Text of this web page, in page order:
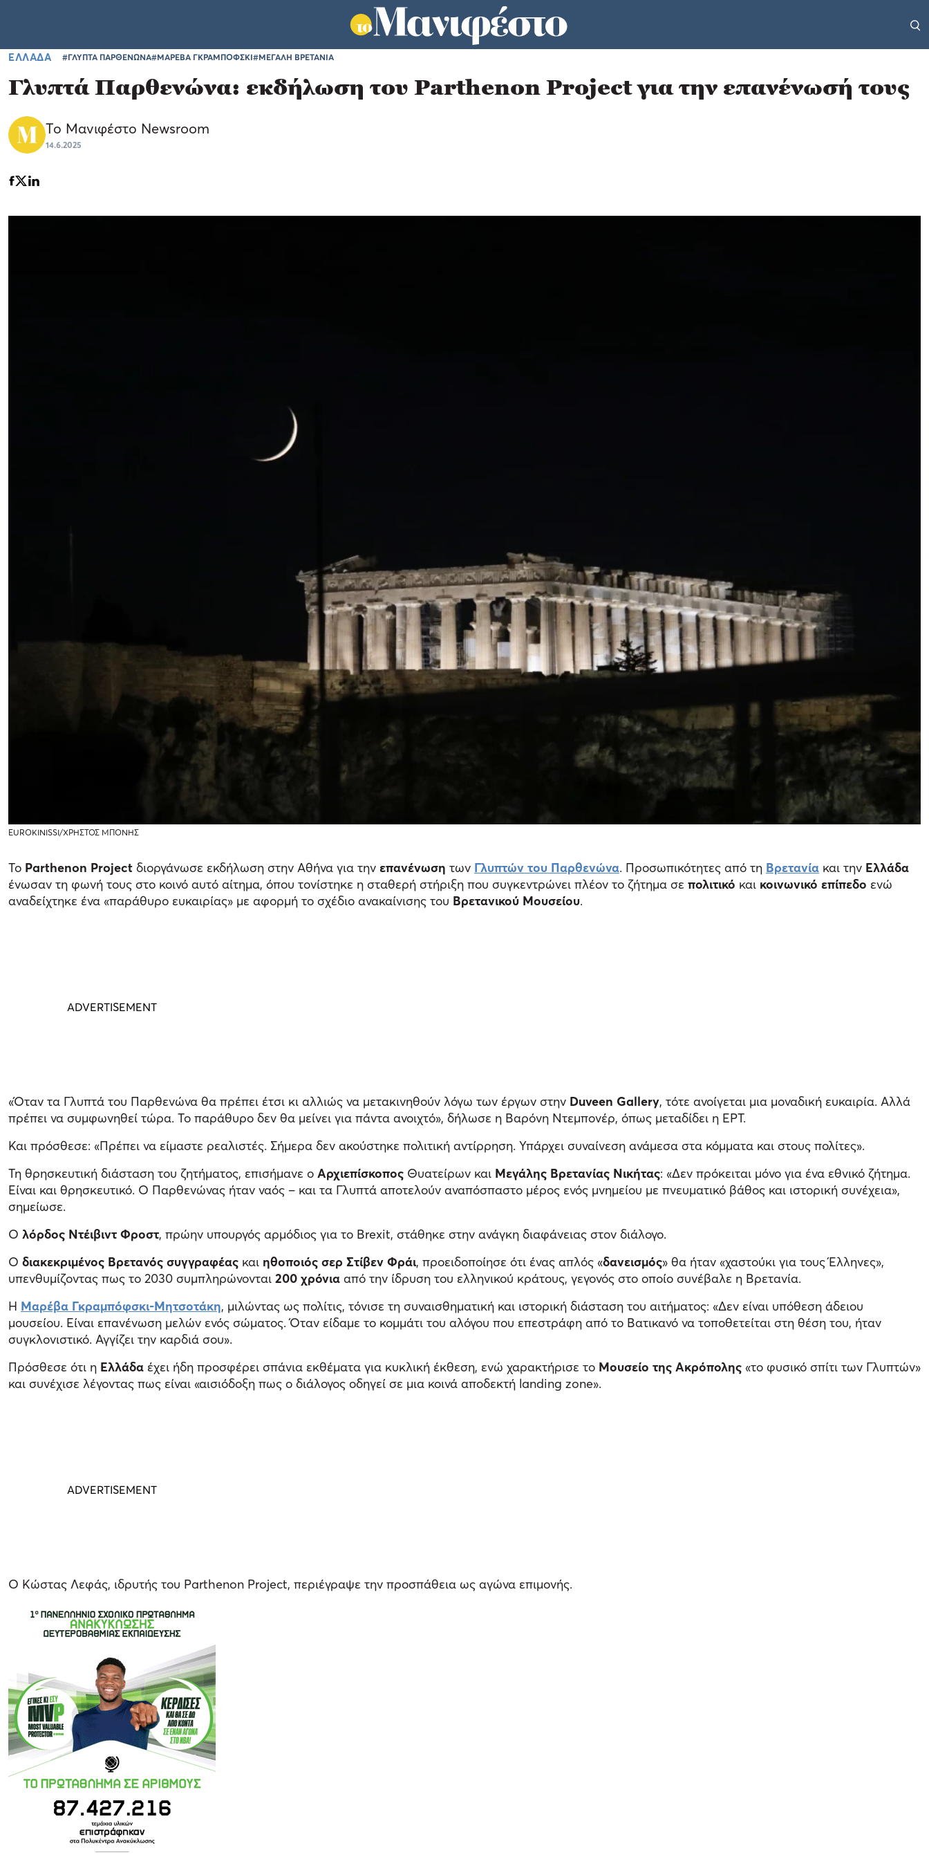
ΕΛΛΑΔΑ #ΓΛΥΠΤΑ ΠΑΡΘΕΝΩΝΑ#ΜΑΡΕΒΑ ΓΚΡΑΜΠΟΦΣΚΙ#ΜΕΓΑΛΗ ΒΡΕΤΑΝΙΑ
Γλυπτά Παρθενώνα: εκδήλωση του Parthenon Project για την επανένωσή τους
Το Μανιφέστο Newsroom
14.6.2025
EUROKINISSI/ΧΡΗΣΤΟΣ ΜΠΟΝΗΣ
Το Parthenon Project διοργάνωσε εκδήλωση στην Αθήνα για την επανένωση των Γλυπτών του Παρθενώνα. Προσωπικότητες από τη Βρετανία και την Ελλάδα
ένωσαν τη φωνή τους στο κοινό αυτό αίτημα, όπου τονίστηκε η σταθερή στήριξη που συγκεντρώνει πλέον το ζήτημα σε πολιτικό και κοινωνικό επίπεδο ενώ
αναδείχτηκε ένα «παράθυρο ευκαιρίας» με αφορμή το σχέδιο ανακαίνισης του Βρετανικού Μουσείου.
«Όταν τα Γλυπτά του Παρθενώνα θα πρέπει έτσι κι αλλιώς να μετακινηθούν λόγω των έργων στην Duveen Gallery, τότε ανοίγεται μια μοναδική ευκαιρία. Αλλά
πρέπει να συμφωνηθεί τώρα. Το παράθυρο δεν θα μείνει για πάντα ανοιχτό», δήλωσε η Βαρόνη Ντεμπονέρ, όπως μεταδίδει η ΕΡΤ.
Και πρόσθεσε: «Πρέπει να είμαστε ρεαλιστές. Σήμερα δεν ακούστηκε πολιτική αντίρρηση. Υπάρχει συναίνεση ανάμεσα στα κόμματα και στους πολίτες».
Τη θρησκευτική διάσταση του ζητήματος, επισήμανε ο Αρχιεπίσκοπος Θυατείρων και Μεγάλης Βρετανίας Νικήτας: «Δεν πρόκειται μόνο για ένα εθνικό ζήτημα.
Είναι και θρησκευτικό. Ο Παρθενώνας ήταν ναός – και τα Γλυπτά αποτελούν αναπόσπαστο μέρος ενός μνημείου με πνευματικό βάθος και ιστορική συνέχεια»,
σημείωσε.
Ο λόρδος Ντέιβιντ Φροστ, πρώην υπουργός αρμόδιος για το Brexit, στάθηκε στην ανάγκη διαφάνειας στον διάλογο.
Ο διακεκριμένος Βρετανός συγγραφέας και ηθοποιός σερ Στίβεν Φράι, προειδοποίησε ότι ένας απλός «δανεισμός» θα ήταν «χαστούκι για τους Έλληνες»,
υπενθυμίζοντας πως το 2030 συμπληρώνονται 200 χρόνια από την ίδρυση του ελληνικού κράτους, γεγονός στο οποίο συνέβαλε η Βρετανία.
Η Μαρέβα Γκραμπόφσκι-Μητσοτάκη, μιλώντας ως πολίτις, τόνισε τη συναισθηματική και ιστορική διάσταση του αιτήματος: «Δεν είναι υπόθεση άδειου
μουσείου. Είναι επανένωση μελών ενός σώματος. Όταν είδαμε το κομμάτι του αλόγου που επεστράφη από το Βατικανό να τοποθετείται στη θέση του, ήταν
συγκλονιστικό. Αγγίζει την καρδιά σου».
Πρόσθεσε ότι η Ελλάδα έχει ήδη προσφέρει σπάνια εκθέματα για κυκλική έκθεση, ενώ χαρακτήρισε το Μουσείο της Ακρόπολης «το φυσικό σπίτι των Γλυπτών»
και συνέχισε λέγοντας πως είναι «αισιόδοξη πως ο διάλογος οδηγεί σε μια κοινά αποδεκτή landing zone».
Ο Κώστας Λεφάς, ιδρυτής του Parthenon Project, περιέγραψε την προσπάθεια ως αγώνα επιμονής.